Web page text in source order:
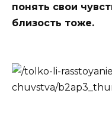
понять свои
близость тоже.